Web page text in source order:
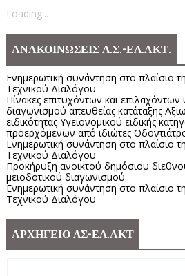
Loading...
ΑΝΑΚΟΙΝΩΣΕΙΣ Λ.Σ.-ΕΛ.ΑΚΤ.
Ενημερωτική συνάντηση στο πλαίσιο
Τεχνικού Διαλόγου
Πίνακες επιτυχόντων και
διαγωνισμού απευθείας κατάταξης
ειδικότητας Υγειονομικού ειδικής
προερχόμενων από ιδιώτες
Ενημερωτική συνάντηση στο πλαίσιο
Τεχνικού Διαλόγου
Προκήρυξη ανοικτού δημόσιου
μειοδοτικού διαγωνισμού
Ενημερωτική συνάντηση στο πλαίσιο
Τεχνικού Διαλόγου
ΑΡΧΗΓΕΙΟ ΛΣ-ΕΛ.ΑΚΤ